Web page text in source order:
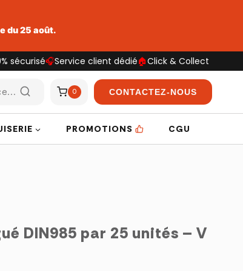
du 25 août.
sécurisé🎧Service client dédié🏠Click & Collect
0 CONTACTEZ-NOUS
PROMOTIONS CGU
DIN985 par 25 unités – V